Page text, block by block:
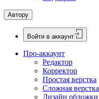
Автору
Войти в аккаунт
Про-аккаунт
Редактор
Корректор
Простая верстка
Сложная верстка
Дизайн обложки